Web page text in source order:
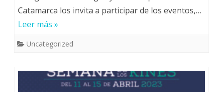
Catamarca los invita a participar de los eventos,…
Leer más »
Uncategorized